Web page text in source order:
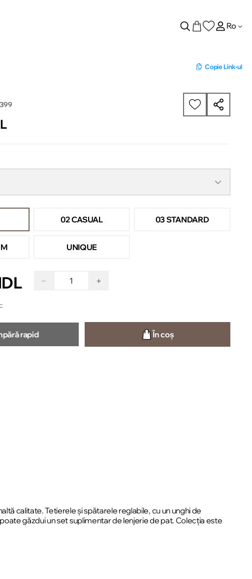
Ro
Copie Link-ul
02 CASUAL 03 STANDARD
UNIQUE
− +
rapid În coș
calitate. Tetierele și spătarele reglabile, cu un unghi de
găzdui un set suplimentar de lenjerie de pat. Colecția este